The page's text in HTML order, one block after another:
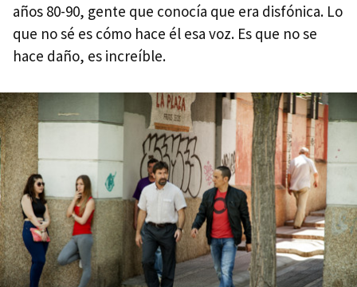
años 80-90, gente que conocía que era disfónica. Lo
que no sé es cómo hace él esa voz. Es que no se
hace daño, es increíble.